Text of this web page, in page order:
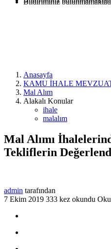
Bildiriminiz
Anasayfa
KAMU İHALE
Mal Alım
Alakalı Konular
ihale
malalım
Mal Alımı
Tekliflerin
admin tarafından
7 Ekim 2019 333 kez okundu